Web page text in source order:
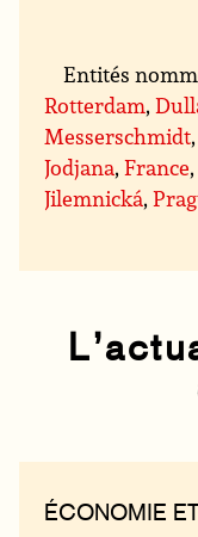
Entités
Rotterdam,
Messerschmidt
Jodjana,France
Jilemnická,
ÉCONOMIE